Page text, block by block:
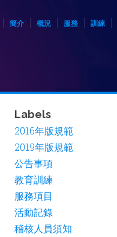
簡介 概況 服務 訓練
Labels
2016年版規範
2019年版規範
公告事項
教育訓練
服務項目
活動記錄
稽核人員須知